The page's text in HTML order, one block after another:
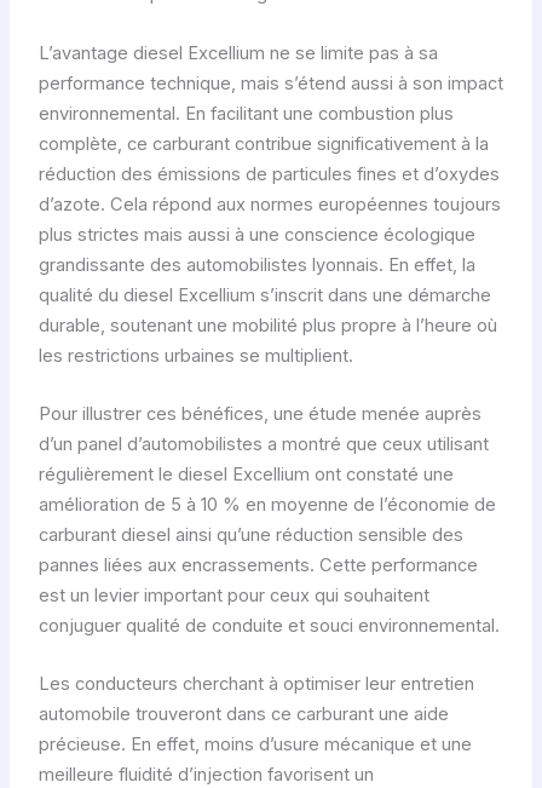
L’avantage diesel Excellium ne se limite pas à sa
performance technique, mais s’étend aussi à son impact
environnemental. En facilitant une combustion plus
complète, ce carburant contribue significativement à la
réduction des émissions de particules fines et d’oxydes
d’azote. Cela répond aux normes européennes toujours
plus strictes mais aussi à une conscience écologique
grandissante des automobilistes lyonnais. En effet, la
qualité du diesel Excellium s’inscrit dans une démarche
durable, soutenant une mobilité plus propre à l’heure où
les restrictions urbaines se multiplient.
Pour illustrer ces bénéfices, une étude menée auprès
d’un panel d’automobilistes a montré que ceux utilisant
régulièrement le diesel Excellium ont constaté une
amélioration de 5 à 10 % en moyenne de l’économie de
carburant diesel ainsi qu’une réduction sensible des
pannes liées aux encrassements. Cette performance
est un levier important pour ceux qui souhaitent
conjuguer qualité de conduite et souci environnemental.
Les conducteurs cherchant à optimiser leur entretien
automobile trouveront dans ce carburant une aide
précieuse. En effet, moins d’usure mécanique et une
meilleure fluidité d’injection favorisent un